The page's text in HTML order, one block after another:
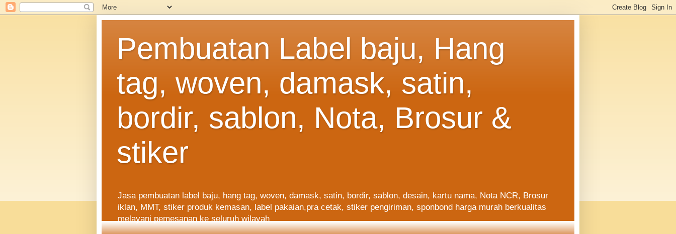
Pembuatan Label baju, Hang
tag, woven, damask, satin,
bordir, sablon, Nota, Brosur &
stiker
Jasa pembuatan label baju, hang tag, woven, damask, satin, bordir, sablon, desain, kartu nama, Nota NCR, Brosur
iklan, MMT, stiker produk kemasan, label pakaian,pra cetak, stiker pengiriman, sponbond harga murah berkualitas
melayani pemesanan ke seluruh wilayah